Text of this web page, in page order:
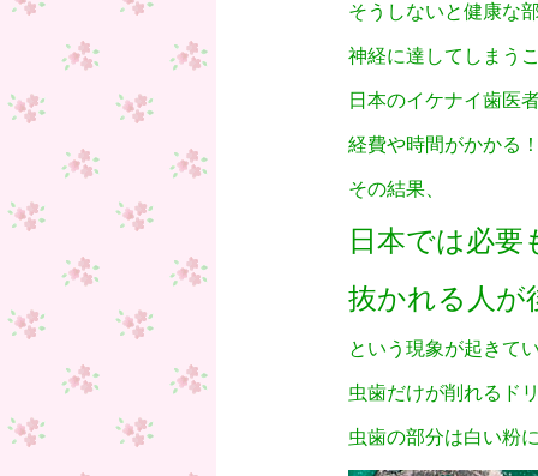
そうしないと健康な
神経に達してしまう
日本のイケナイ歯医
経費や時間がかかる
その結果、
日本では必
抜かれる人が
という現象が起きて
虫歯だけが削れるド
虫歯の部分は白い粉